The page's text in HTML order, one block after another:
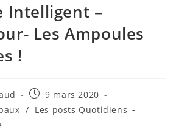
Intelligent –
Les Ampoules
!
Publication
publiée :
9 mars 2020
/ Les posts Quotidiens